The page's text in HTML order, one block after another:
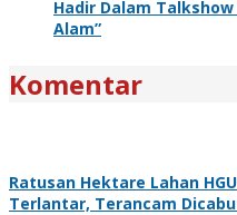
Hadir Dalam
Alam”
Komentar
Ratusan Hektare Lahan
Terlantar, Terancam